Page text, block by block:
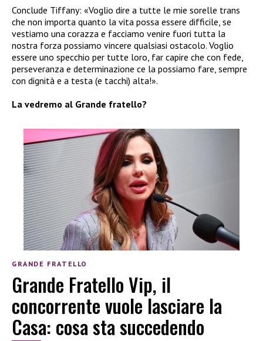
Conclude Tiffany: «Voglio dire a tutte le mie sorelle trans
che non importa quanto la vita possa essere difficile, se
vestiamo una corazza e facciamo venire fuori tutta la
nostra forza possiamo vincere qualsiasi ostacolo. Voglio
essere uno specchio per tutte loro, far capire che con fede,
perseveranza e determinazione ce la possiamo fare, sempre
con dignità e a testa (e tacchi) alta!».
La vedremo al Grande fratello?
GRANDE FRATELLO
Grande Fratello Vip, il
concorrente vuole lasciare la
Casa: cosa sta succedendo